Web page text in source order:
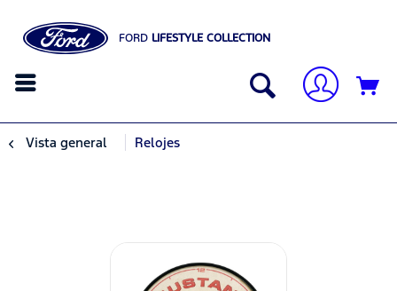
FORD LIFESTYLE COLLECTION
Vista general Relojes